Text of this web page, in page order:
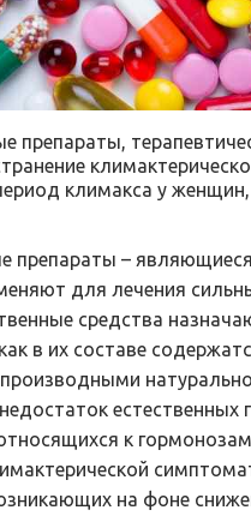
препараты,
климакса у
препараты –
для лечения
средства
в их составе
к
на фоне